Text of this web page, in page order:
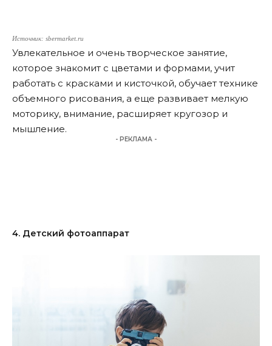
Источник: sbermarket.ru
Увлекательное и очень творческое занятие,
которое знакомит с цветами и формами, учит
работать с красками и кисточкой, обучает технике
объемного рисования, а еще развивает мелкую
моторику, внимание, расширяет кругозор и
мышление.
- РЕКЛАМА -
4. Детский фотоаппарат